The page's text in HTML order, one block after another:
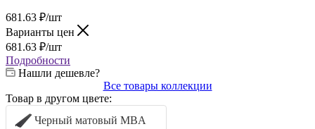
681.63 ₽/шт
Варианты цен
681.63 ₽/шт
Подробности
Нашли дешевле?
Все товары коллекции
Товар в другом цвете:
Черный матовый MBA